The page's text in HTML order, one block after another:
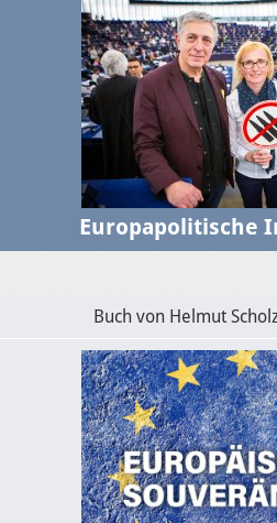
Europapolitische
Buch von Helmut